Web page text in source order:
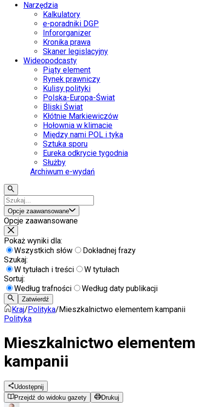
Narzędzia
Kalkulatory
e-poradniki DGP
Infororganizer
Kronika prawa
Skaner legislacyjny
Wideopodcasty
Piąty element
Rynek prawniczy
Kulisy polityki
Polska-Europa-Świat
Bliski Świat
Kłótnie Markiewiczów
Hołownia w klimacie
Między nami POL i tyka
Sztuka sporu
Eureka odkrycie tygodnia
Służby
Archiwum e-wydań
Opcje zaawansowane
Opcje zaawansowane
Pokaż wyniki dla:
Wszystkich słów
Dokładnej frazy
Szukaj:
W tytułach i treści
W tytułach
Sortuj:
Według trafności
Według daty publikacji
Zatwierdź
Kraj/Polityka/Mieszkalnictwo elementem kampanii
Polityka
Mieszkalnictwo elementem
kampanii
Udostępnij
Przejdź do widoku gazety
Drukuj